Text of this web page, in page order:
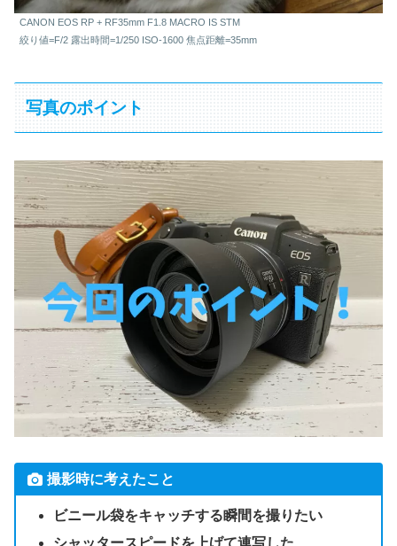
CANON EOS RP + RF35mm F1.8 MACRO IS STM
絞り値=F/2 露出時間=1/250 ISO-1600 焦点距離=35mm
写真のポイント
撮影時に考えたこと
ビニール袋をキャッチする瞬間を撮りたい